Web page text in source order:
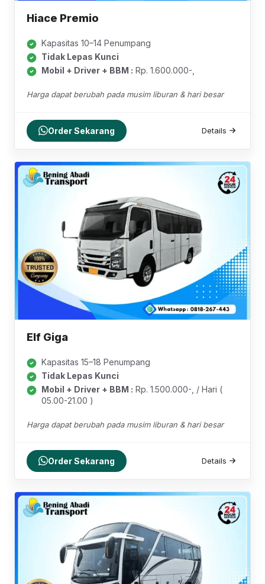
Hiace Premio
Kapasitas 10–14 Penumpang
Tidak Lepas Kunci
Mobil + Driver + BBM : Rp. 1.600.000-,
Harga dapat berubah pada musim liburan & hari besar
Order Sekarang Details
Elf Giga
Kapasitas 15–18 Penumpang
Tidak Lepas Kunci
Mobil + Driver + BBM : Rp. 1.500.000-, / Hari (
05.00-21.00 )
Harga dapat berubah pada musim liburan & hari besar
Order Sekarang Details